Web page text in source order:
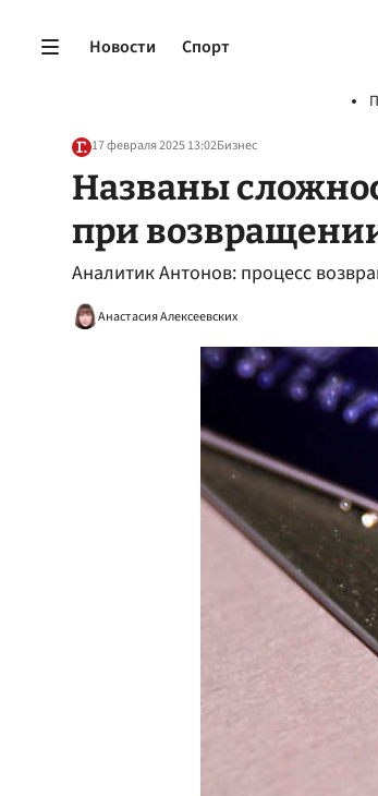
Новости Спорт
17 февраля 2025 13:02Бизнес
Названы
при
Аналитик Антонов: процесс
Анастасия Алексеевских